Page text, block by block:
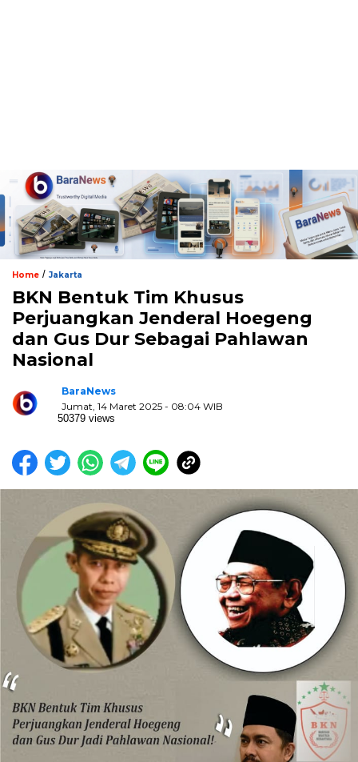
Home / Jakarta
BKN Bentuk Tim Khusus
Perjuangkan Jenderal Hoegeng
dan Gus Dur Sebagai Pahlawan
Nasional
BaraNews
Jumat, 14 Maret 2025 - 08:04 WIB
50379 views